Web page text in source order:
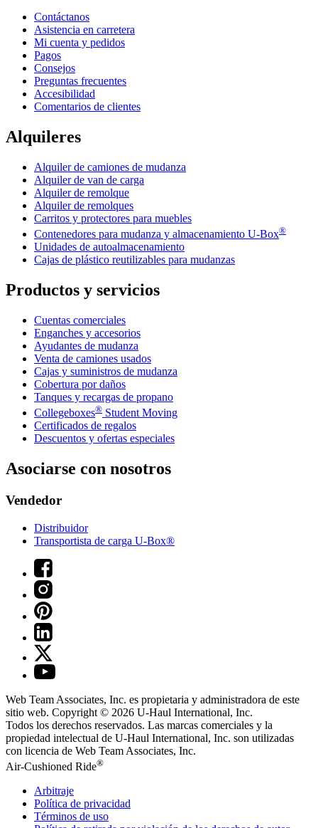
Contáctanos
Asistencia en carretera
Mi cuenta y pedidos
Pagos
Consejos
Preguntas frecuentes
Accesibilidad
Comentarios de clientes
Alquileres
Alquiler de camiones de mudanza
Alquiler de van de carga
Alquiler de remolque
Alquiler de remolques
Carritos y protectores para muebles
Contenedores para mudanza y almacenamiento U-Box®
Unidades de autoalmacenamiento
Cajas de plástico reutilizables para mudanzas
Productos y servicios
Cuentas comerciales
Enganches y accesorios
Ayudantes de mudanza
Venta de camiones usados
Cajas y suministros de mudanza
Cobertura por daños
Tanques y recargas de propano
Collegeboxes® Student Moving
Certificados de regalos
Descuentos y ofertas especiales
Asociarse con nosotros
Vendedor
Distribuidor
Transportista de carga U-Box®
Web Team Associates, Inc. es propietaria y administradora de este
sitio web. Copyright © 2026 U-Haul International, Inc.
Todos los derechos reservados. Las marcas comerciales y la
propiedad intelectual de U-Haul International, Inc. son utilizadas
con licencia de Web Team Associates, Inc.
Air-Cushioned Ride®
Arbitraje
Política de privacidad
Términos de uso